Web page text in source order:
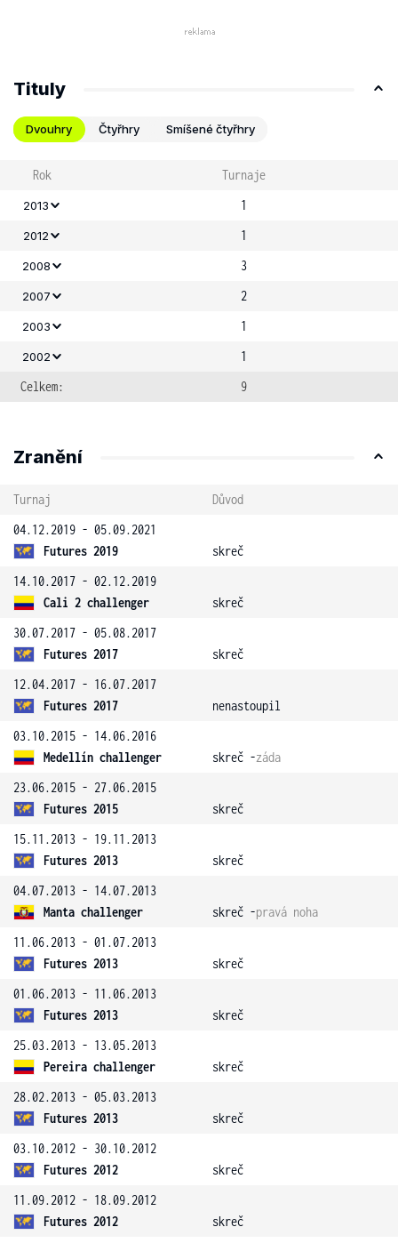
Tituly
Dvouhry Čtyřhry Smíšené čtyřhry
Rok Turnaje
2013 1
2012 1
2008 3
2007 2
2003 1
2002
1
Celkem:
9
Zranění
Turnaj
Důvod
04.12.2019 - 05.09.2021
Futures 2019
skreč
14.10.2017 - 02.12.2019
Cali 2 challenger
skreč
30.07.2017 - 05.08.2017
Futures 2017
skreč
12.04.2017 - 16.07.2017
Futures 2017
nenastoupil
03.10.2015 - 14.06.2016
Medellín challenger
skreč -záda
23.06.2015 - 27.06.2015
Futures 2015
skreč
15.11.2013 - 19.11.2013
Futures 2013
skreč
04.07.2013 - 14.07.2013
Manta challenger
skreč -pravá noha
11.06.2013 - 01.07.2013
Futures 2013
skreč
01.06.2013 - 11.06.2013
Futures 2013
skreč
25.03.2013 - 13.05.2013
Pereira challenger
skreč
28.02.2013 - 05.03.2013
Futures 2013
skreč
03.10.2012 - 30.10.2012
Futures 2012
skreč
11.09.2012 - 18.09.2012
Futures 2012
skreč